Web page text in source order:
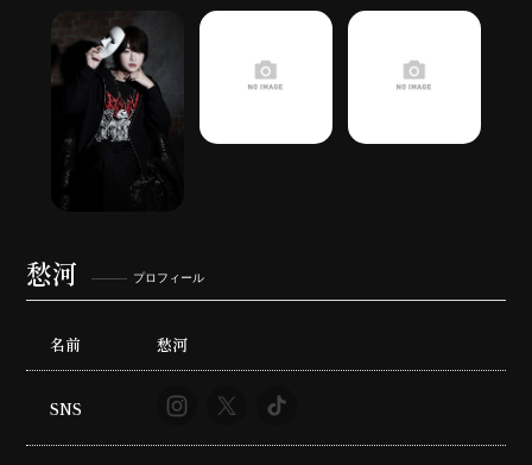
愁河 プロフィール
名前 愁河
SNS